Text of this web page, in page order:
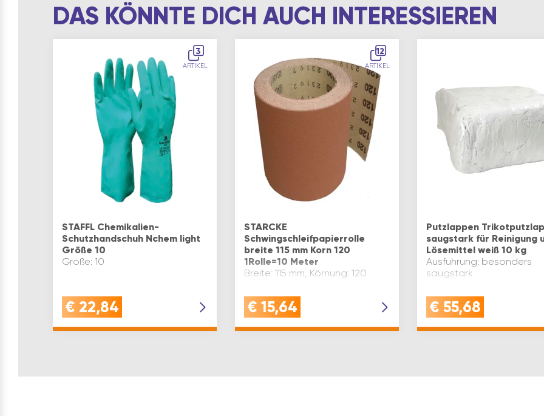
DAS KÖNNTE DICH AUCH INTERESSIEREN
3
ARTIKEL
STAFFL Chemikalien-
Schutzhandschuh Nchem light
Größe 10
Größe: 10
€ 22,84
12
ARTIKEL
STARCKE
Schwingschleifpapierrolle
breite 115 mm Korn 120
1Rolle=10 Meter
Breite: 115 mm, Körnung: 120
€ 15,64
Putzlappen
saugstark für Reinigung
Lösemittel weiß 10 kg
Ausführung: besonders
saugstark
€ 55,68